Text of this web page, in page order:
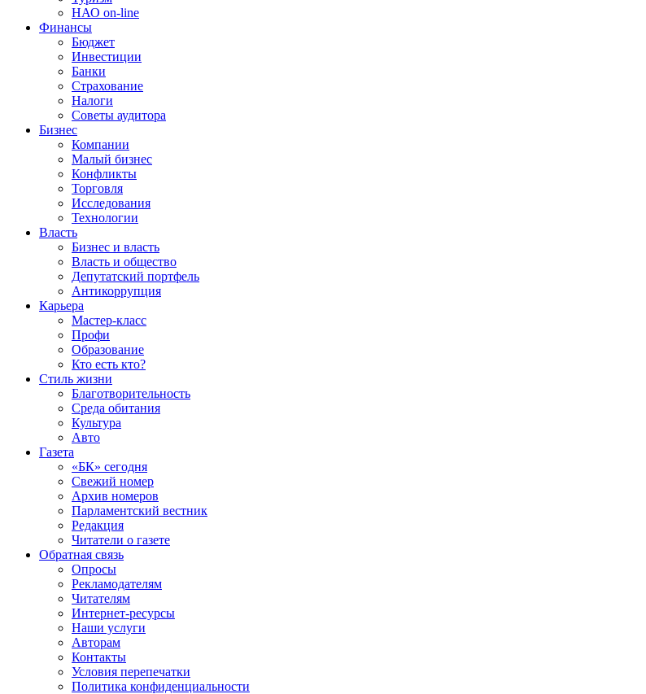
НАО on-line
Финансы
Бюджет
Инвестиции
Банки
Страхование
Налоги
Советы аудитора
Бизнес
Компании
Малый бизнес
Конфликты
Торговля
Исследования
Технологии
Власть
Бизнес и власть
Власть и общество
Депутатский портфель
Антикоррупция
Карьера
Мастер-класс
Профи
Образование
Кто есть кто?
Стиль жизни
Благотворительность
Среда обитания
Культура
Авто
Газета
«БК» сегодня
Свежий номер
Архив номеров
Парламентский вестник
Редакция
Читатели о газете
Обратная связь
Опросы
Рекламодателям
Читателям
Интернет-ресурсы
Наши услуги
Авторам
Контакты
Условия перепечатки
Политика конфиденциальности